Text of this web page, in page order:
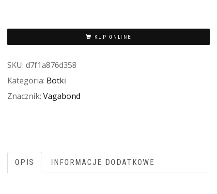
KUP ONLINE
SKU: d7f1a876d358
Kategoria: Botki
Znacznik: Vagabond
OPIS INFORMACJE DODATKOWE